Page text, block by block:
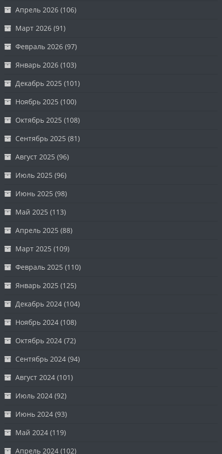
Апрель 2026 (106)
Март 2026 (91)
Февраль 2026 (97)
Январь 2026 (103)
Декабрь 2025 (101)
Ноябрь 2025 (100)
Октябрь 2025 (108)
Сентябрь 2025 (81)
Август 2025 (96)
Июль 2025 (96)
Июнь 2025 (98)
Май 2025 (113)
Апрель 2025 (88)
Март 2025 (109)
Февраль 2025 (110)
Январь 2025 (125)
Декабрь 2024 (104)
Ноябрь 2024 (108)
Октябрь 2024 (72)
Сентябрь 2024 (94)
Август 2024 (101)
Июль 2024 (92)
Июнь 2024 (93)
Май 2024 (119)
Апрель 2024 (102)